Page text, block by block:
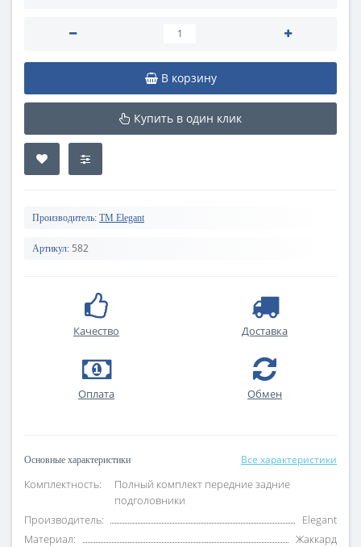
В корзину
Купить в один клик
Производитель: TM Elegant
Артикул: 582
Качество Доставка
Оплата Обмен
Основные характеристики Все характеристики
Комплектность:
Полный комплект передние задние
подголовники
Производитель:
Elegant
Материал:
Жаккард